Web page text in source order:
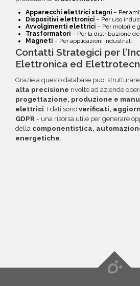
Apparecchi elettrici stagni – Per
Dispositivi elettronici – Per uso
Avvolgimenti elettrici – Per motori e
Trasformatori – Per la distribuzione
Magneti – Per applicazioni industriali
Contatti Strategici per
Elettronica ed
Grazie a questo database puoi strutturare
alta precisione rivolte ad aziende
progettazione, produzione e
elettrici. I dati sono verificati,
GDPR - una risorsa utile per generare
della componentistica,
energetiche.